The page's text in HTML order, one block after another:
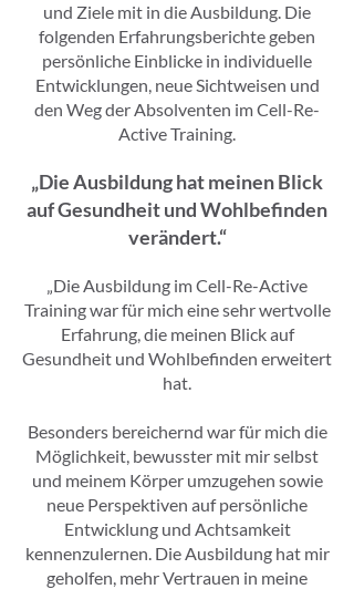
und Ziele mit in die Ausbildung. Die
folgenden Erfahrungsberichte geben
persönliche Einblicke in individuelle
Entwicklungen, neue Sichtweisen und
den Weg der Absolventen im Cell-Re-
Active Training.
„Die Ausbildung hat meinen Blick
auf Gesundheit und Wohlbefinden
verändert.“
„Die Ausbildung im Cell-Re-Active
Training war für mich eine sehr wertvolle
Erfahrung, die meinen Blick auf
Gesundheit und Wohlbefinden erweitert
hat.
Besonders bereichernd war für mich die
Möglichkeit, bewusster mit mir selbst
und meinem Körper umzugehen sowie
neue Perspektiven auf persönliche
Entwicklung und Achtsamkeit
kennenzulernen. Die Ausbildung hat mir
geholfen, mehr Vertrauen in meine